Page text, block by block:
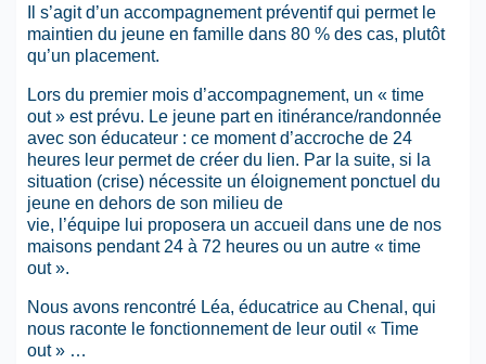
Il s’agit d’un accompagnement préventif qui permet le
maintien du jeune en famille dans 80 % des cas, plutôt
qu’un placement.
Lors du premier mois d’accompagnement, un « time
out » est prévu. Le jeune part en itinérance/randonnée
avec son éducateur : ce moment d’accroche de 24
heures leur permet de créer du lien. Par la suite, si la
situation (crise) nécessite un éloignement ponctuel du
jeune en dehors de son milieu de
vie, l’équipe lui proposera un accueil dans une de nos
maisons pendant 24 à 72 heures ou un autre « time
out ».
Nous avons rencontré Léa, éducatrice au Chenal, qui
nous raconte le fonctionnement de leur outil « Time
out » …